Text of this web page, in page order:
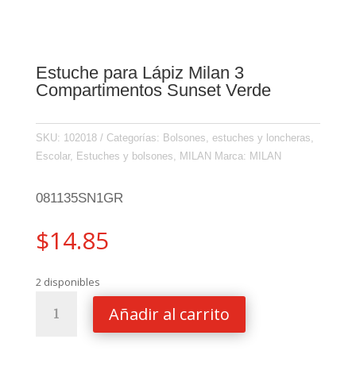
Estuche para Lápiz Milan 3
Compartimentos Sunset Verde
SKU: 102018 Categorías: Bolsones, estuches y loncheras,
Escolar, Estuches y bolsones, MILAN Marca: MILAN
081135SN1GR
$14.85
2 disponibles
para
Añadir al carrito